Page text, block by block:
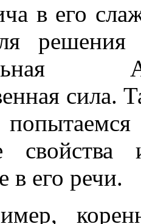
в его
решения
сила.
в его речи.